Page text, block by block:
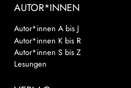
AUTOR*INNEN
Autor*innen A bis J
Autor*innen K bis R
Autor*innen S bis Z
Lesungen